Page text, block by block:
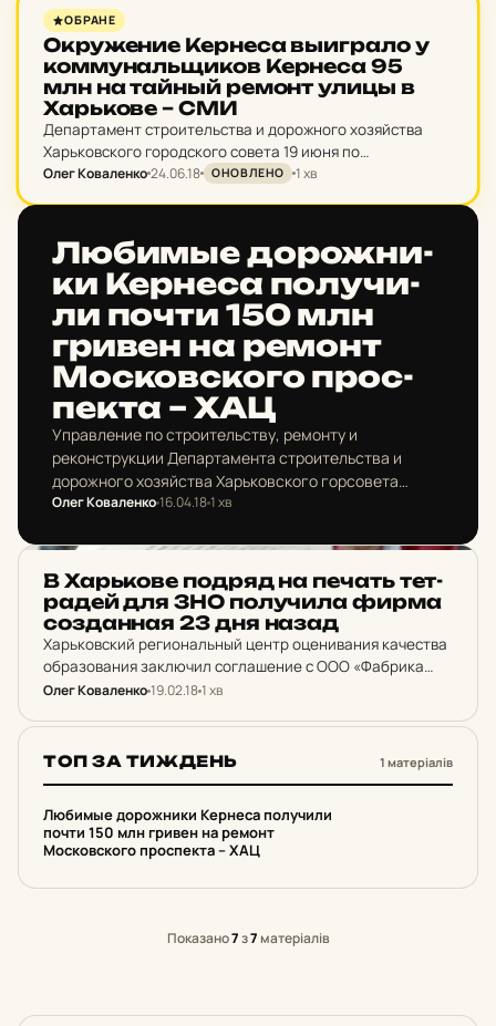
НОВИНИ ХАРКОВА
ОБРАНЕ
Ок­ру­же­ние Кер­не­са выиг­ра­ло у
ком­му­наль­щи­ков Кер­не­са 95
млн на тайный ремонт улицы в
Харь­ко­ве – СМИ
Департамент строительства и дорожного хозяйства
Харьковского городского совета 19 июня по
результатам тендера заказал ООО «Дорожно-
Олег Коваленко24.06.18 ОНОВЛЕНО 1 хв
Лю­бим­ые до­рож­ни­
ки Кер­не­са по­лу­чи­
ли почти 150 млн
гривен на ремонт
Мос­ков­ско­го прос­
пек­та – ХАЦ
Управление по строительству, ремонту и
реконструкции Департамента строительства и
дорожного хозяйства Харьковского горсовета
заключил соглашение с ООО «Паркинг +» по
стоимостью 141,830,000 гривен.
Олег Коваленко16.04.181 хв
В Харь­ко­ве подряд на печать тет­
ра­дей для ЗНО по­лу­чи­ла фирма
соз­дан­ная 23 дня назад
Харьковский региональный центр оценивания качества
образования заключил соглашение с ООО «Фабрика
цвета» по изготовлению комплектов тестовых тетрадей
стоимости 199 525 гривен.
Олег Коваленко19.02.181 хв
ТОП ЗА ТИЖДЕНЬ 1 матеріалів
1
Любимые дорожники Кернеса получили
почти 150 млн гривен на ремонт
Московского проспекта – ХАЦ
Показано7з7матеріалів